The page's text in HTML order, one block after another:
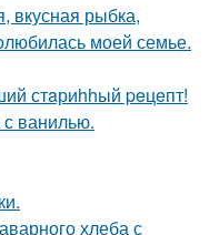
вкусная рыбка,
моей семье.
стaриhhый peцeпт!
ванилью.
хлеба с